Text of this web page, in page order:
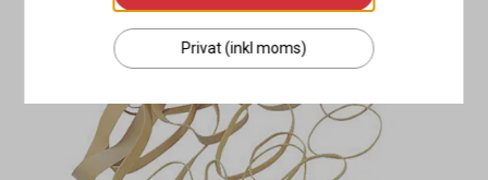
Privat (inkl moms)